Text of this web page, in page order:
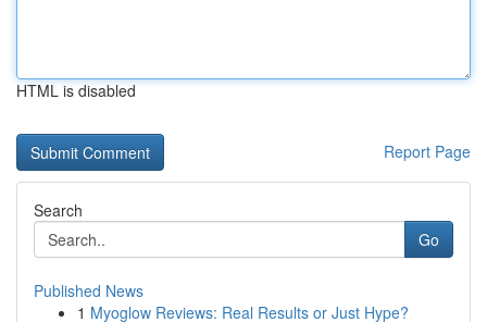
HTML is disabled
Report Page
Search
Go
Published News
1 Myoglow Reviews: Real Results or Just Hype?